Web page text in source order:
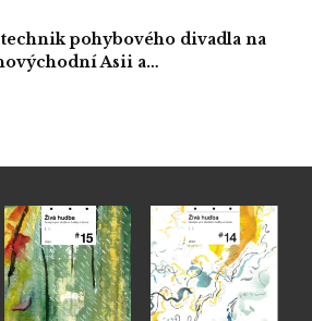
pohybového divadla na
Asii a…